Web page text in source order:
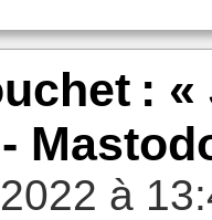
:
à